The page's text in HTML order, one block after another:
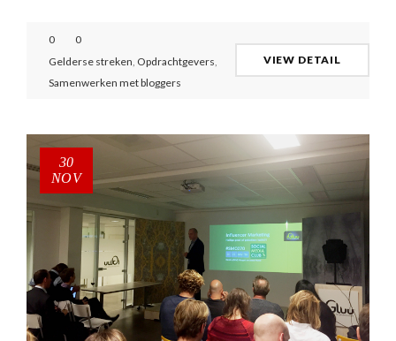
0
0
Gelderse streken Opdrachtgevers
Samenwerken met bloggers
VIEW DETAIL
30
NOV